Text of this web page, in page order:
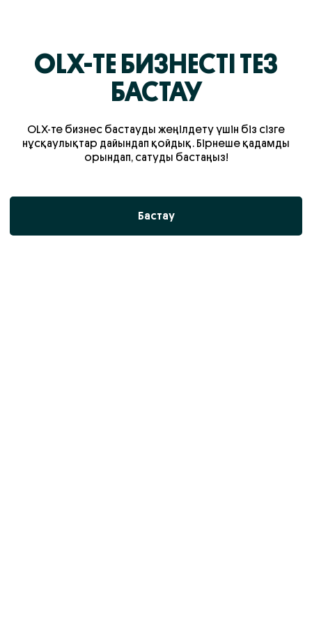
OLX-ТЕ БИЗНЕСТІ ТЕЗ
БАСТАУ
OLX-те бизнес бастауды жеңілдету үшін біз сізге
нұсқаулықтар дайындап қойдық. Бірнеше қадамды
орындап, сатуды бастаңыз!
Бастау